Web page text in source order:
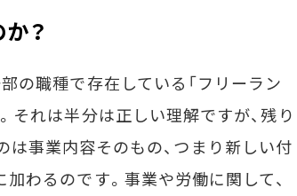
？
の職種で存在している「フリーラン
それは半分は正しい理解ですが、残り
事業内容そのもの、つまり新しい付
わるのです。事業や労働に関して、